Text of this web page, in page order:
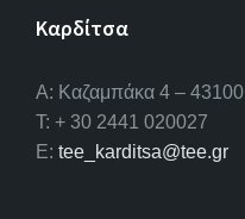
Καρδίτσα
Α: Καζαμπάκα 4 – 43100
T: + 30 2441 020027
E: tee_karditsa@tee.gr